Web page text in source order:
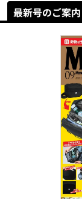
最新号のご案内